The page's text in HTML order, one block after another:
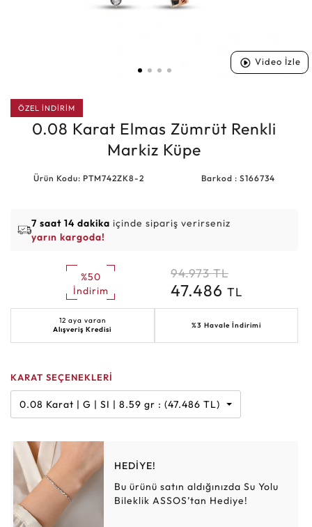
Video İzle
ÖZEL İNDİRİM
0.08 Karat Elmas Zümrüt Renkli
Markiz Küpe
Ürün Kodu: PTM742ZK8-2 Barkod : S166734
7 saat 14 dakika içinde sipariş verirseniz
yarın kargoda!
%50
İndirim
94.973 TL
47.486 TL
12 aya varan
Alışveriş Kredisi
%3 Havale İndirimi
KARAT SEÇENEKLERİ
0.08 Karat | G | SI | 8.59 gr : (47.486 TL)
HEDİYE!
Bu ürünü satın aldığınızda Su Yolu
Bileklik ASSOS’tan Hediye!